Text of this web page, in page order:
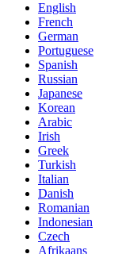
English
French
German
Portuguese
Spanish
Russian
Japanese
Korean
Arabic
Irish
Greek
Turkish
Italian
Danish
Romanian
Indonesian
Czech
Afrikaans